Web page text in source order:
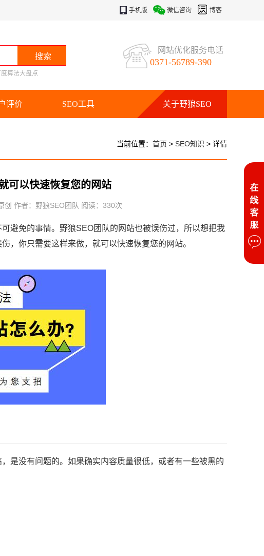
手机版 微信咨询 博客
度算法大盘点
网站优化服务电话
0371-56789-390
评价 SEO工具 关于野狼SEO
当前位置： 首页 > SEO知识 > 详情
可以快速恢复您的网站
作者：野狼SEO团队 阅读： 330次
避免的事情。野狼SEO团队的网站也被误伤过，所以想把我
，你只需要这样来做，就可以快速恢复您的网站。
是没有问题的。如果确实内容质量很低，或者有一些被黑的